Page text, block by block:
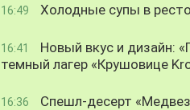
16:49 Холодные супы в
16:41
Новый вкус и дизайн:
темный лагер «Крушовице
16:36 Спешл-десерт